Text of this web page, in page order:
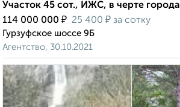
Участок 45 сот., ИЖС, в черте города
114 000 000 ₽ 25 400 ₽ за сотку
Гурзуфское шоссе 9Б
Агентство, 30.10.2021